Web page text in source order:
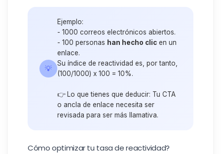
💡
Ejemplo:
- 1000 correos electrónicos abiertos.
- 100 personas han hecho clic en un
enlace.
Su índice de reactividad es, por tanto,
(100/1000) x 100 = 10%.
👉 Lo que tienes que deducir: Tu CTA
o ancla de enlace necesita ser
revisada para ser más llamativa.
Cómo optimizar tu tasa de reactividad?